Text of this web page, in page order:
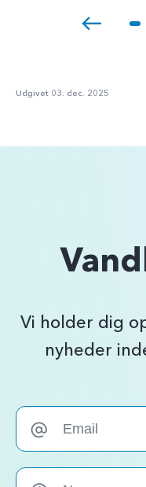
Udgivet 03. dec. 2025
Vi holder dig
nyheder